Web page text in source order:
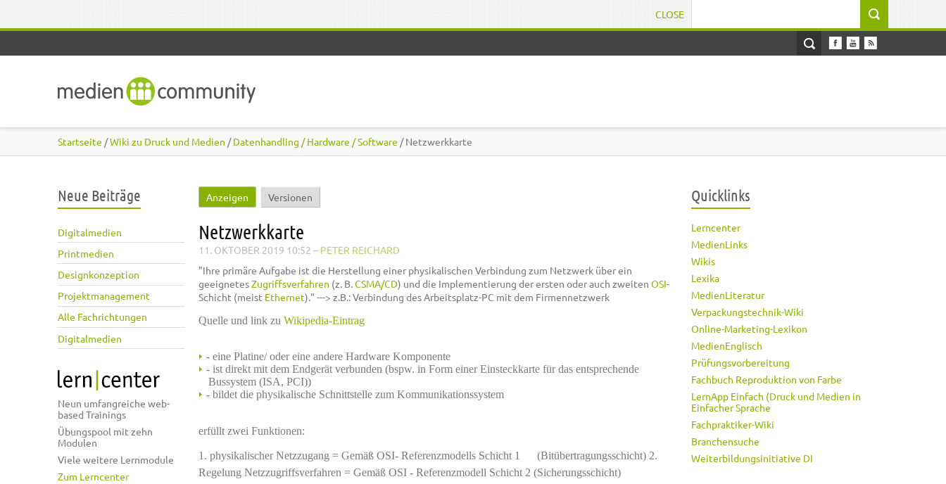
CLOSE
Startseite /Wiki zu Druck und Medien /Datenhandling / Hardware / Software / Netzwerkkarte
Neue Beiträge
Digitalmedien
Printmedien
Designkonzeption
Projektmanagement
Alle Fachrichtungen
Digitalmedien
Neun umfangreiche web-
based Trainings
Übungspool mit zehn
Modulen
Viele weitere Lernmodule
Zum Lerncenter
Haupt-Reiter
Anzeigen (aktiver Reiter)
Versionen
Netzwerkkarte
11. OKTOBER 2019 10:52 – PETER REICHARD
"Ihre primäre Aufgabe ist die Herstellung einer physikalischen Verbindung zum Netzwerk über ein
geeignetesZugriffsverfahren (z. B.CSMA/CD) und die Implementierung der ersten oder auch zweiten OSI-
Schicht (meist Ethernet)." ---> z.B.: Verbindung des Arbeitsplatz-PC mit dem Firmennetzwerk
Quelle und link zu Wikipedia-Eintrag
- eine Platine/ oder eine andere Hardware Komponente
- ist direkt mit dem Endgerät verbunden (bspw. in Form einer Einsteckkarte für das entsprechende
Bussystem (ISA, PCI))
- bildet die physikalische Schnittstelle zum Kommunikationssystem
erfüllt zwei Funktionen:
1. physikalischer Netzzugang = Gemäß OSI- Referenzmodells Schicht 1 (Bitübertragungsschicht) 2.
Regelung Netzzugriffsverfahren = Gemäß OSI - Referenzmodell Schicht 2 (Sicherungsschicht)
Quicklinks
Lerncenter
MedienLinks
Wikis
Lexika
MedienLiteratur
Verpackungstechnik-Wiki
Online-Marketing-Lexikon
MedienEnglisch
Prüfungsvorbereitung
Fachbuch Reproduktion von Farbe
LernApp Einfach (Druck und Medien in
Einfacher Sprache
Fachpraktiker-Wiki
Branchensuche
Weiterbildungsinitiative DI